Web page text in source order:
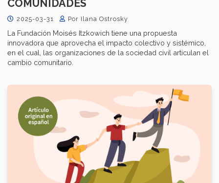
COMUNIDADES
2025-03-31 Por Ilana Ostrosky
La Fundación Moisés Itzkowich tiene una propuesta
innovadora que aprovecha el impacto colectivo y sistémico,
en el cual, las organizaciones de la sociedad civil articulan el
cambio comunitario.